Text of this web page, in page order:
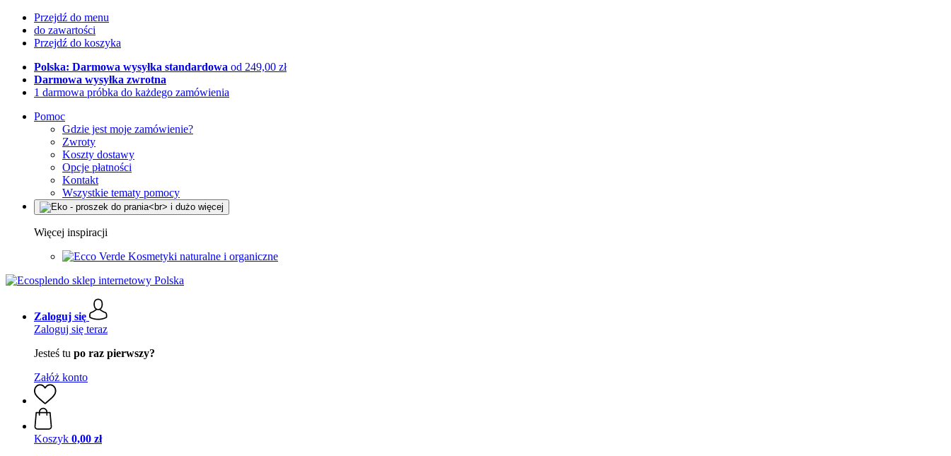
Przejdź do menu
do zawartości
Przejdź do koszyka
Polska: Darmowa wysyłka standardowa od 249,00 zł
Darmowa wysyłka zwrotna
1 darmowa próbka do każdego zamówienia
Pomoc
Gdzie jest moje zamówienie?
Zwroty
Koszty dostawy
Opcje płatności
Kontakt
Wszystkie tematy pomocy
Więcej inspiracji
Kosmetyki naturalne i organiczne
Zaloguj się
Zaloguj się teraz
Jesteś tu po raz pierwszy?
Załóż konto
Koszyk 0,00 zł